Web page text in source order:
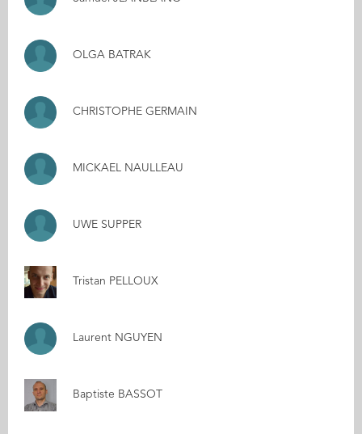
OLGA BATRAK
CHRISTOPHE GERMAIN
MICKAEL NAULLEAU
UWE SUPPER
Tristan PELLOUX
Laurent NGUYEN
Baptiste BASSOT